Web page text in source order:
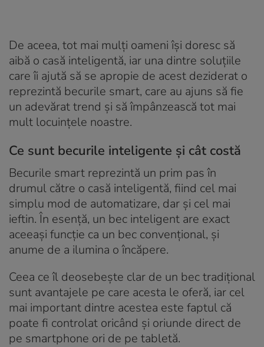
De aceea, tot mai mulți oameni își doresc să
aibă o casă inteligentă, iar una dintre soluțiile
care îi ajută să se apropie de acest deziderat o
reprezintă becurile smart, care au ajuns să fie
un adevărat trend și să împânzească tot mai
mult locuințele noastre.
Ce sunt becurile inteligente și cât costă
Becurile smart reprezintă un prim pas în
drumul către o casă inteligentă, fiind cel mai
simplu mod de automatizare, dar și cel mai
ieftin. În esență, un bec inteligent are exact
aceeași funcție ca un bec convențional, și
anume de a ilumina o încăpere.
Ceea ce îl deosebește clar de un bec tradițional
sunt avantajele pe care acesta le oferă, iar cel
mai important dintre acestea este faptul că
poate fi controlat oricând și oriunde direct de
pe smartphone ori de pe tabletă.